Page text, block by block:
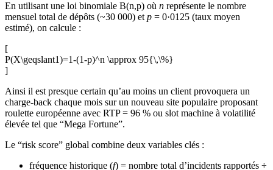
En utilisant une loi binomiale B(n,p) où n représente le nombre
mensuel total de dépôts (~30 000) et p = 0·0125 (taux moyen
estimé), on calcule :
[
P(X\geqslant1)=1-(1-p)^n \approx 95{\,\%}
]
Ainsi il est presque certain qu’au moins un client provoquera un
charge‑back chaque mois sur un nouveau site populaire proposant
roulette européenne avec RTP = 96 % ou slot machine à volatilité
élevée tel que “Mega Fortune”.
Le “risk score” global combine deux variables clés :
fréquence historique (f) = nombre total d’incidents rapportés ÷